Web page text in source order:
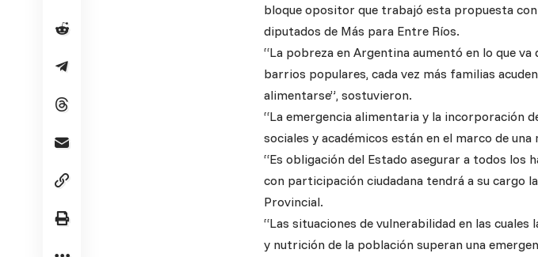
bloque opositor que trabajó esta propuesta
diputados de Más para Entre Ríos.
“La pobreza en Argentina aumentó en lo que
barrios populares, cada vez más familias
alimentarse”, sostuvieron.
“La emergencia alimentaria y la incorporación
sociales y académicos están en el marco de
“Es obligación del Estado asegurar a todos los
con participación ciudadana tendrá a su cargo
Provincial.
“Las situaciones de vulnerabilidad en las
y nutrición de la población superan una